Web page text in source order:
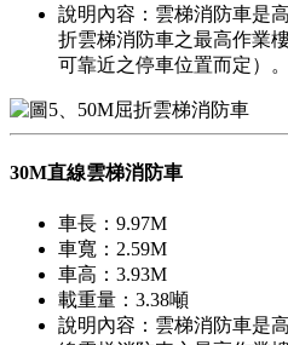
說明內容：雲梯消防車是
折雲梯消防車之最高作業
可靠近之停車位置而定）。
30M直線雲梯消防車
車長：9.97M
車寬：2.59M
車高：3.93M
載重量：3.38噸
說明內容：雲梯消防車是